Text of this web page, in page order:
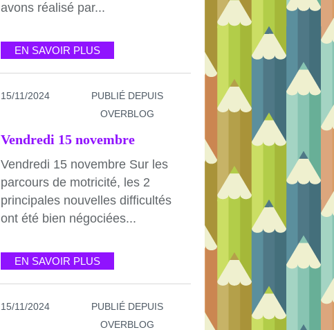
avons réalisé par...
EN SAVOIR PLUS
15/11/2024
PUBLIÉ DEPUIS
OVERBLOG
Vendredi 15 novembre
Vendredi 15 novembre Sur les
parcours de motricité, les 2
principales nouvelles difficultés
ont été bien négociées...
EN SAVOIR PLUS
15/11/2024
PUBLIÉ DEPUIS
OVERBLOG